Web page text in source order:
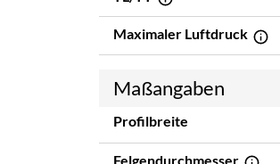
Maximaler Luftdruck
Maßangaben
Profilbreite
Felgendurchmesser